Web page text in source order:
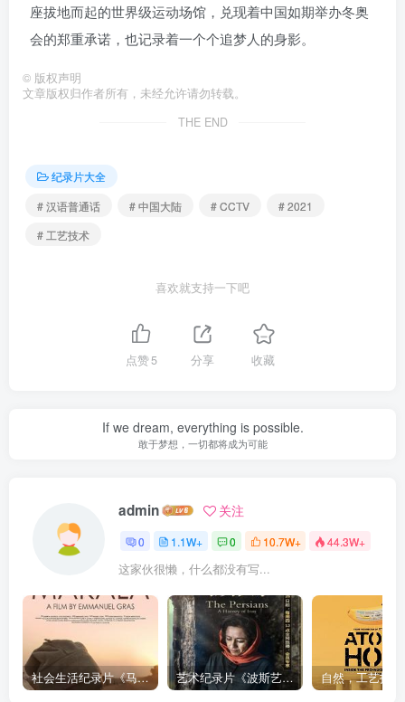
座拔地而起的世界级运动场馆，兑现着中国如期举办冬奥
会的郑重承诺，也记录着一个个追梦人的身影。
© 版权声明
文章版权归作者所有，未经允许请勿转载。
THE END
纪录片大全
# 汉语普通话
# 中国大陆 # CCTV
# 2021
# 工艺技术
喜欢就支持一下吧
点赞5 分享 收藏
If we dream, everything is possible.
敢于梦想，一切都将成为可能
admin 关注
0 1.1W+ 0 10.7W+ 44.3W+
这家伙很懒，什么都没有写...
社会生活纪录片《马加拉 Makala》下载 艺术纪录片《波斯艺术 Art of Persia》下载